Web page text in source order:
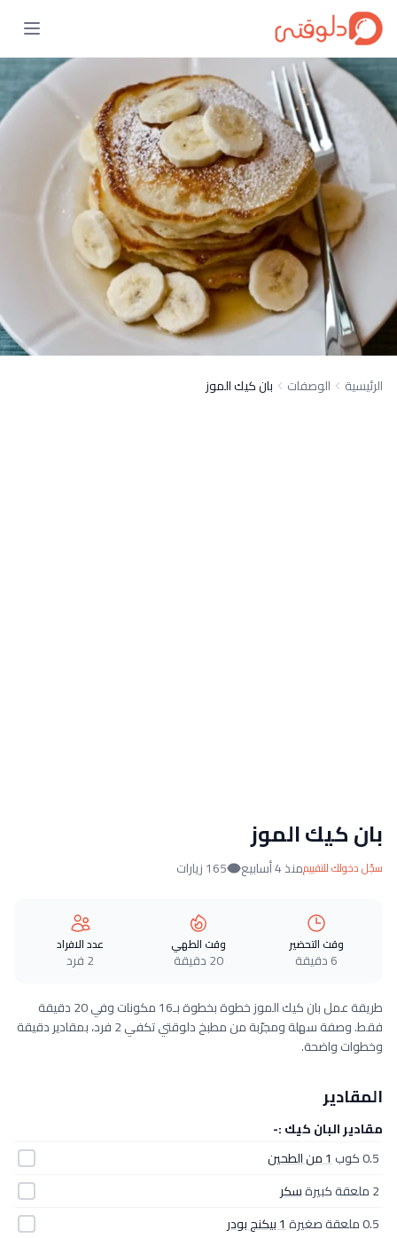
الرئيسية الوصفات بان كيك الموز
بان كيك الموز
سجّل دخولك للتقييممنذ 4 أسابيع 165 زيارات
وقت التحضير
6 دقيقة
وقت الطهي
20 دقيقة
عدد الافراد
2 فرد
طريقة عمل بان كيك الموز خطوة بخطوة بـ16 مكونات وفي 20 دقيقة
فقط. وصفة سهلة ومجرّبة من مطبخ دلوقتي تكفي 2 فرد، بمقادير دقيقة
وخطوات واضحة.
المقادير
مقادير البان كيك :-
0.5 كوب
1 من الطحين
2 ملعقة كبيرة
سكر
0.5 ملعقة صغيرة
1 بيكنج بودر